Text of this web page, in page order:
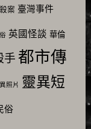
案 臺灣事件
英國怪談 華倫
手 都市傳
照片 靈異短
俗